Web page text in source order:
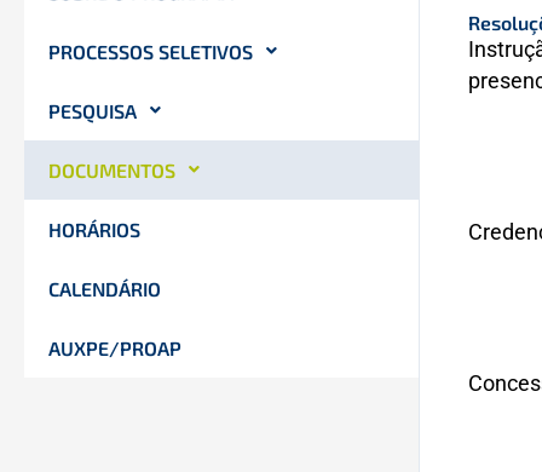
PROCESSOS SELETIVOS
PESQUISA
DOCUMENTOS
HORÁRIOS
CALENDÁRIO
AUXPE/PROAP